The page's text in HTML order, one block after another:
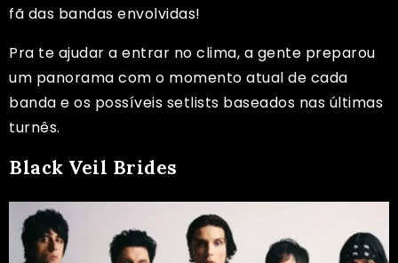
fã das bandas envolvidas!
Pra te ajudar a entrar no clima, a gente preparou
um panorama com o momento atual de cada
banda e os possíveis setlists baseados nas últimas
turnês.
Black Veil Brides